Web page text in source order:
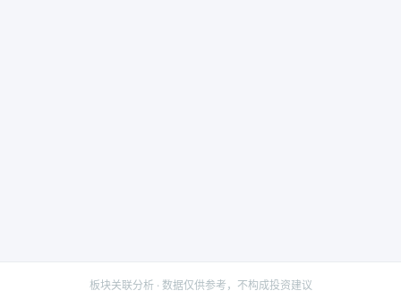
板块关联分析 · 数据仅供参考，不构成投资建议